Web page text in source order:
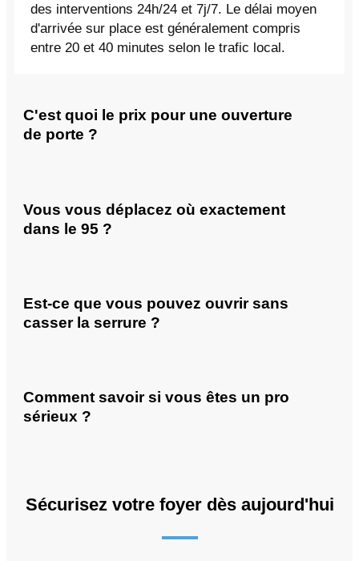
des interventions 24h/24 et 7j/7. Le délai moyen
d'arrivée sur place est généralement compris
entre 20 et 40 minutes selon le trafic local.
C'est quoi le prix pour une ouverture
de porte ?
Vous vous déplacez où exactement
dans le 95 ?
Est-ce que vous pouvez ouvrir sans
casser la serrure ?
Comment savoir si vous êtes un pro
sérieux ?
Sécurisez votre foyer dès aujourd'hui